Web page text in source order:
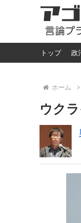
トップ 政
ホーム
ウク